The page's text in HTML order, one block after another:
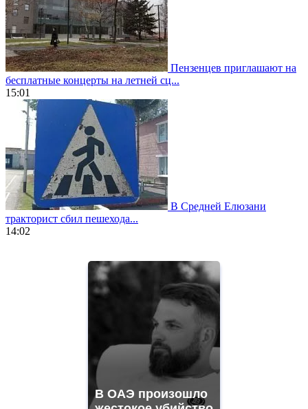
Пензенцев приглашают на
бесплатные концерты на летней сц...
15:01
В Средней Елюзани
тракторист сбил пешехода...
14:02
https://gradewatches.to/
В ОАЭ произошло